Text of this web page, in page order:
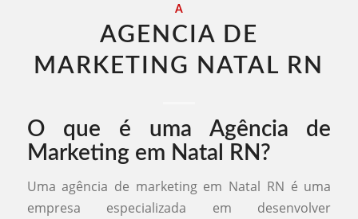
A
AGENCIA DE
MARKETING NATAL RN​
O que é uma Agência de
Marketing em Natal RN?
Uma agência de marketing em Natal RN é uma
empresa especializada em desenvolver